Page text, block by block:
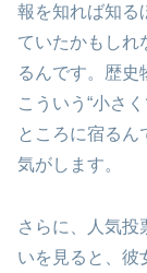
報を知れば知る
ていたかもしれ
るんです。歴史
こういう“小さ
ところに宿るん
気がします。
さらに、人気投
いを見ると、彼